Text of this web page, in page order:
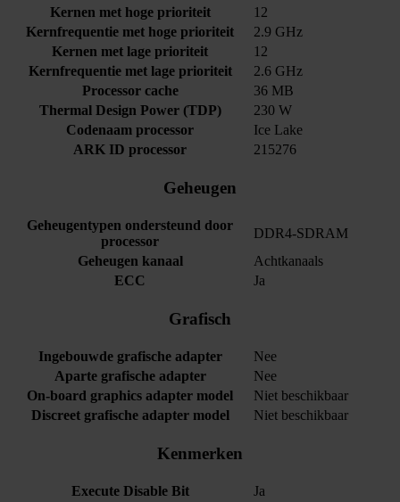
Kernen met hoge prioriteit
12
Kernfrequentie met hoge prioriteit
2.9 GHz
Kernen met lage prioriteit
12
Kernfrequentie met lage prioriteit
2.6 GHz
Processor cache
36 MB
Thermal Design Power (TDP)
230 W
Codenaam processor
Ice Lake
ARK ID processor
215276
Geheugen
Geheugentypen ondersteund door
processor
DDR4-SDRAM
Geheugen kanaal
Achtkanaals
ECC
Ja
Grafisch
Ingebouwde grafische adapter
Nee
Aparte grafische adapter
Nee
On-board graphics adapter model
Niet beschikbaar
Discreet grafische adapter model
Niet beschikbaar
Kenmerken
Execute Disable Bit
Ja